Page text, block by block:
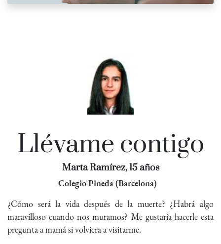
Llévame contigo
Marta Ramírez, 15 años
Colegio Pineda (Barcelona)
¿Cómo será la vida después de la muerte? ¿Habrá algo
maravilloso cuando nos muramos? Me gustaría hacerle esta
pregunta a mamá si volviera a visitarme.